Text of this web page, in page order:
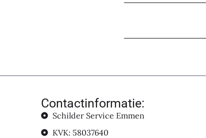
Contactinformatie:
Schilder Service Emmen
KVK: 58037640